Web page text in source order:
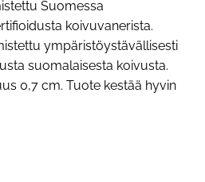
Suomessa
koivuvanerista.
ympäristöystävällisesti
suomalaisesta koivusta.
0,7 cm. Tuote kestää hyvin